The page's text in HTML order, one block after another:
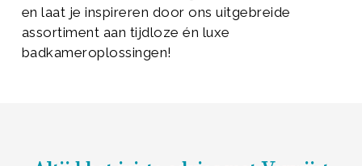
en laat je inspireren door ons uitgebreide
assortiment aan tijdloze én luxe
badkameroplossingen!